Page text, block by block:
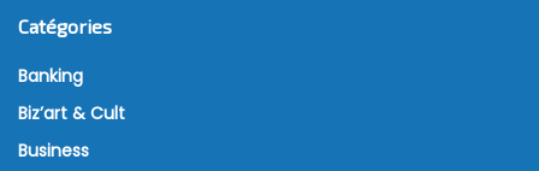
Catégories
Banking
Biz’art & Cult
Business